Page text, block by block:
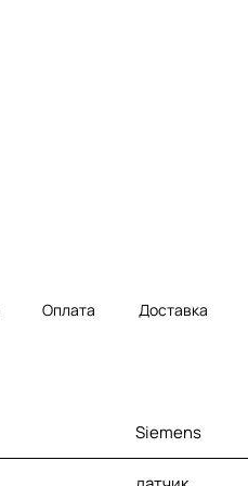
Оплата Доставка
Siemens